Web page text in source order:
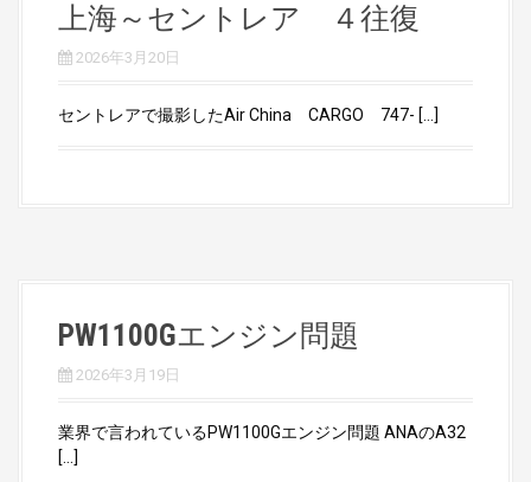
上海～セントレア ４往復
2026年3月20日
セントレアで撮影したAir China CARGO 747- […]
PW1100Gエンジン問題
2026年3月19日
業界で言われているPW1100Gエンジン問題 ANAのA32
[…]